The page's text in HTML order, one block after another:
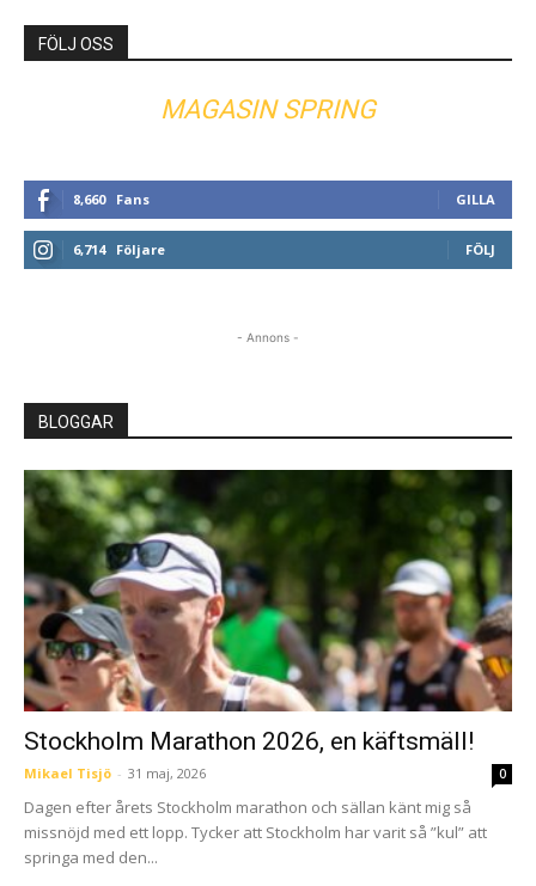
FÖLJ OSS
MAGASIN SPRING
8,660 Fans GILLA
6,714 Följare FÖLJ
- Annons -
BLOGGAR
Stockholm Marathon 2026, en käftsmäll!
Mikael Tisjö - 31 maj, 2026 0
Dagen efter årets Stockholm marathon och sällan känt mig så
missnöjd med ett lopp. Tycker att Stockholm har varit så ”kul” att
springa med den...